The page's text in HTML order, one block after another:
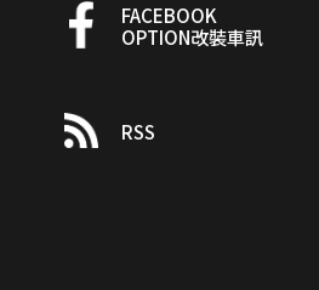
FACEBOOK
OPTION改裝車訊
RSS